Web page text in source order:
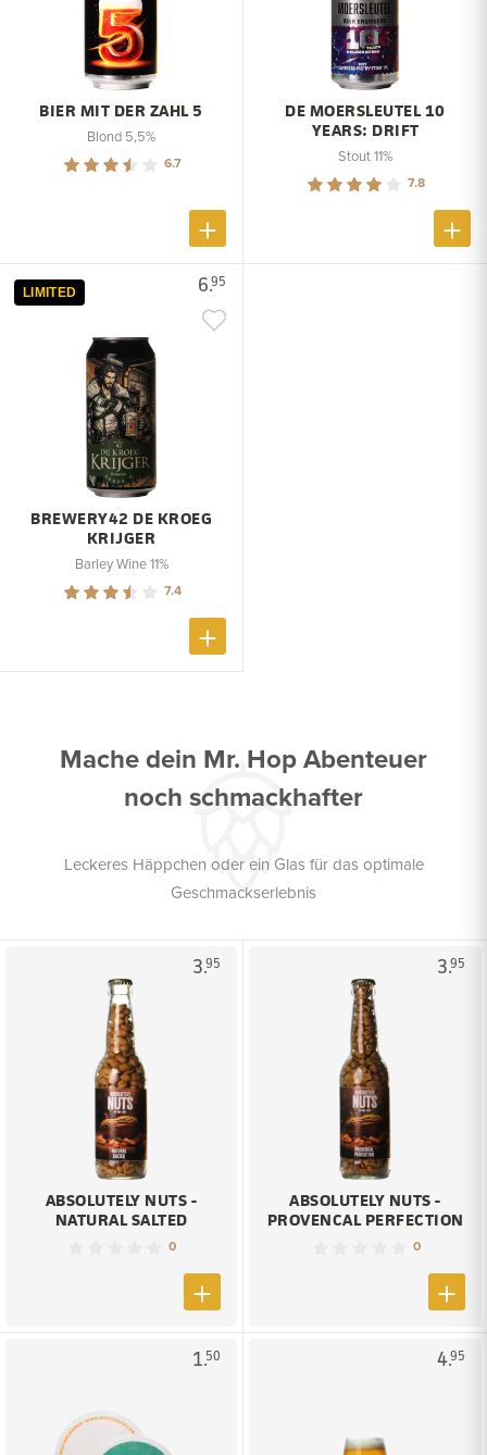
BIER MIT DER ZAHL 5
Blond 5,5%
6.7
DE MOERSLEUTEL 10
YEARS: DRIFT
Stout 11%
7.8
6.95
LIMITED
BREWERY42 DE KROEG
KRIJGER
Barley Wine 11%
7.4
Mache dein Mr. Hop Abenteuer
noch schmackhafter
Leckeres Häppchen oder ein Glas für das optimale
Geschmackserlebnis
3.95
ABSOLUTELY NUTS -
NATURAL SALTED
0
3.95
ABSOLUTELY NUTS -
PROVENCAL PERFECTION
0
1.50 4.95